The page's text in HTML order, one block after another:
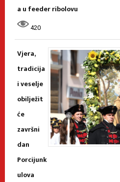
a u feeder ribolovu
420
Vjera,
tradicija
i veselje
obilježit
će
završni
dan
Porcijunk
ulova